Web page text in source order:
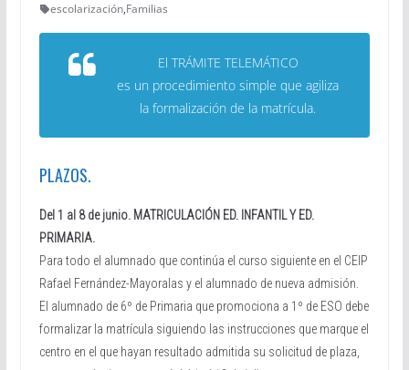
escolarización,Familias
El TRÁMITE TELEMÁTICO
es un procedimiento simple que agiliza
la formalización de la matrícula.
PLAZOS.
Del 1 al 8 de junio. MATRICULACIÓN ED. INFANTIL Y ED.
PRIMARIA.
Para todo el alumnado que continúa el curso siguiente en el CEIP
Rafael Fernández-Mayoralas y el alumnado de nueva admisión.
El alumnado de 6º de Primaria que promociona a 1º de ESO debe
formalizar la matrícula siguiendo las instrucciones que marque el
centro en el que hayan resultado admitida su solicitud de plaza,